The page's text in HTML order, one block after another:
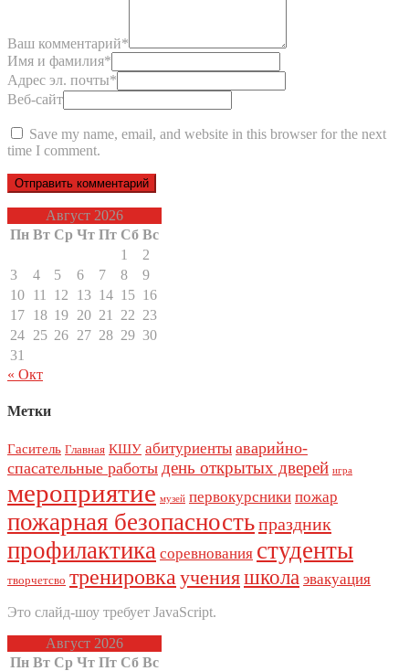
Ваш комментарий*
Имя и фамилия*
Адрес эл. почты*
Веб-сайт
Save my name, email, and website in this browser for the next
time I comment.
Август 2026
Пн Вт Ср Чт Пт Сб Вс
1
2
3
4 5 6 7 8
9
10 11 12 13 14 15 16
17 18 19 20 21 22 23
24 25 26 27 28 29 30
31
« Окт
Метки
Гаситель Главная КШУ абитуриенты аварийно-
спасательные работы день открытых дверей игра
мероприятие музей первокурсники пожар
пожарная безопасностьпраздник
профилактика соревнования студенты
творчетсво тренировка ученияшкола эвакуация
Это слайд-шоу требует JavaScript.
Август 2026
Пн Вт Ср Чт Пт Сб Вс